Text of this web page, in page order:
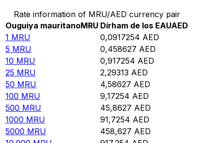
Rate information of MRU/AED currency pair
Ouguiya mauritanoMRU Dírham de los EAUAED
1 MRU 0,0917254 AED
5 MRU 0,458627 AED
10 MRU 0,917254 AED
25 MRU 2,29313 AED
50 MRU 4,58627 AED
100 MRU 9,17254 AED
500 MRU 45,8627 AED
1000 MRU 91,7254 AED
5000 MRU 458,627 AED